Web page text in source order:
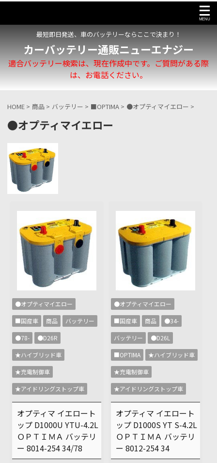
最短即日発送、車のバッテリーならここで決まり！
カーバッテリー通販ニューエナジー
適合バッテリー検索は、現在作成中です。ご質問がある際
は、お電話ください。
HOME > 商品 > バッテリー > ■OPTIMA > ●オプティマイエロー >
●オプティマイエロー
●オプティマイエロー
■国産車 商品 バッテリー
●78- ●D26R
★ハイブリッド車
★充電制御車
★アイドリングストップ車
オプティマ イエロート
ップ D1000U YTU-4.2L
ＯＰＴＩＭＡ バッテリ
ー 8014-254 34/78
●オプティマイエロー
■国産車 商品 ●34-
バッテリー ●D26L
■OPTIMA ★ハイブリッド車
★充電制御車
★アイドリングストップ車
オプティマ イエロート
ップ D1000S YT S-4.2L
ＯＰＴＩＭＡ バッテリ
ー 8012-254 34